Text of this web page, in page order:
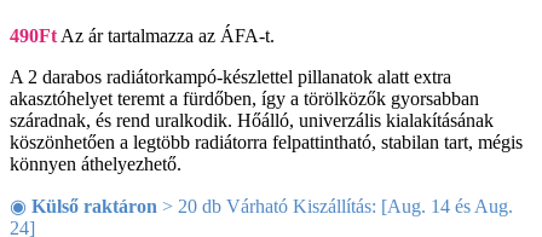
490Ft Az ár tartalmazza az ÁFA-t.
A 2 darabos radiátorkampó-készlettel pillanatok alatt extra
akasztóhelyet teremt a fürdőben, így a törölközők gyorsabban
száradnak, és rend uralkodik. Hőálló, univerzális kialakításának
köszönhetően a legtöbb radiátorra felpattintható, stabilan tart, mégis
könnyen áthelyezhető.
◉ Külső raktáron > 20 db Várható Kiszállítás: [Aug. 14 és Aug.
24]